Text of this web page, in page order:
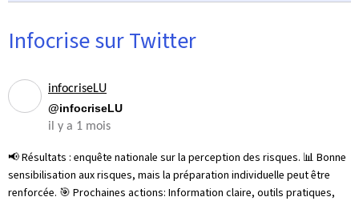
Infocrise sur Twitter
infocriseLU
@infocriseLU
il y a 1 mois
📢 Résultats : enquête nationale sur la perception des risques. 📊 Bonne
sensibilisation aux risques, mais la préparation individuelle peut être
renforcée. 🎯 Prochaines actions: Information claire, outils pratiques,